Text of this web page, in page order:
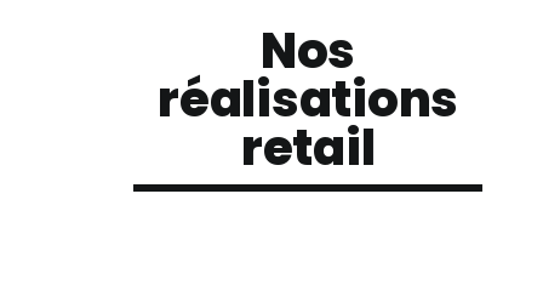
Nos
réalisations
retail